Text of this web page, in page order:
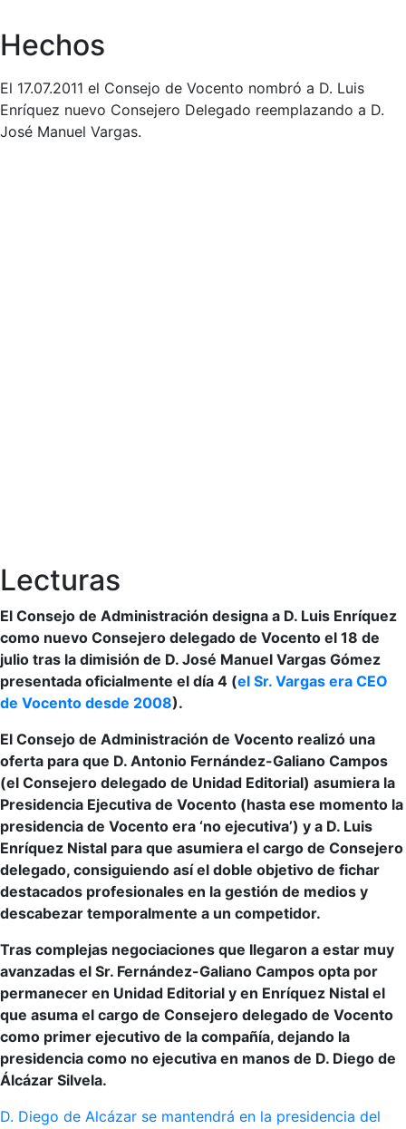
Hechos
El 17.07.2011 el Consejo de Vocento nombró a D. Luis
Enríquez nuevo Consejero Delegado reemplazando a D.
José Manuel Vargas.
Lecturas
El Consejo de Administración designa a D. Luis Enríquez
como nuevo Consejero delegado de Vocento el 18 de
julio tras la dimisión de D. José Manuel Vargas Gómez
presentada oficialmente el día 4 (el Sr. Vargas era CEO
de Vocento desde 2008).
El Consejo de Administración de Vocento realizó una
oferta para que D. Antonio Fernández-Galiano Campos
(el Consejero delegado de Unidad Editorial) asumiera la
Presidencia Ejecutiva de Vocento (hasta ese momento la
presidencia de Vocento era ‘no ejecutiva’) y a D. Luis
Enríquez Nistal para que asumiera el cargo de Consejero
delegado, consiguiendo así el doble objetivo de fichar
destacados profesionales en la gestión de medios y
descabezar temporalmente a un competidor.
Tras complejas negociaciones que llegaron a estar muy
avanzadas el Sr. Fernández-Galiano Campos opta por
permanecer en Unidad Editorial y en Enríquez Nistal el
que asuma el cargo de Consejero delegado de Vocento
como primer ejecutivo de la compañía, dejando la
presidencia como no ejecutiva en manos de D. Diego de
Álcázar Silvela.
D. Diego de Alcázar se mantendrá en la presidencia del